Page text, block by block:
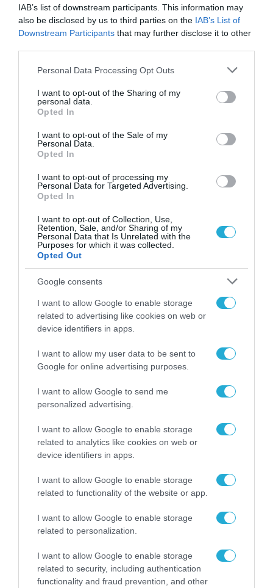
IAB’s list of downstream participants. This information may
also be disclosed by us to third parties on the IAB’s List of
Downstream Participants that may further disclose it to other
Please note that this website/app uses one or more Google
not limited to your visit or usage behaviour. You may click to
grant or deny consent to Google and its third-party tags to
use your data for below specified purposes in below Google
consent section.
Personal Data Processing Opt Outs
I want to opt-out of the Sharing of my
personal data.
Opted In
I want to opt-out of the Sale of my
Personal Data.
Opted In
I want to opt-out of processing my
Personal Data for Targeted Advertising.
Opted In
I want to opt-out of Collection, Use,
Retention, Sale, and/or Sharing of my
Personal Data that Is Unrelated with the
Purposes for which it was collected.
Opted Out
Google consents
I want to allow Google to enable storage
related to advertising like cookies on web or
device identifiers in apps.
I want to allow my user data to be sent to
Google for online advertising purposes.
I want to allow Google to send me
personalized advertising.
I want to allow Google to enable storage
related to analytics like cookies on web or
device identifiers in apps.
I want to allow Google to enable storage
related to functionality of the website or app.
I want to allow Google to enable storage
related to personalization.
I want to allow Google to enable storage
related to security, including authentication
functionality and fraud prevention, and other
ΣΤΡΑΤΗΓΙΚΗ ΣΥΝΕΡΓΑΣΙΑ
Η Office Line μοναδικός
JumpStart Microsoft 365 Copilot
συνεργάτης στην Ελλάδα
06.02.2024
ΤΕΧΝΟΛΟΓΙΕΣ
Ποια χώρα θα κατασκευάσει
μέσα στο 2024 τον ισχυρότερο AI
υπερυπολογιστή στον κόσμο
ARTIFICIAL INTELLIGENCE (AI)
Το Project Agora και η Taboola